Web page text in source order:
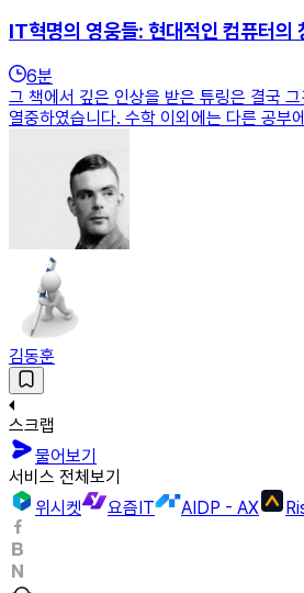
IT혁명의 영웅들: 현대적인 컴퓨터의
6분
그 책에서 깊은 인상을 받은 튜링은 결국
열중하였습니다. 수학 이외에는 다른 공부
김동훈
스크랩
물어보기
서비스 전체보기
위시켓
요즘IT AIDP - AX